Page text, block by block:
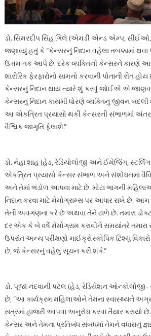
ડો. સિમરદીપ સિંહ ગિલે (એમડી એન્ડ એમ્પ, સીઈઓ,
જણાવ્યું હતું કે “કેન્સરનું નિદાન વહેલા તબક્કામાં
ઉત્તમ તક આપે છે. દરેક વ્યક્તિની કેન્સરને કારણે
શારીરિક ફેરફારોનો સામનો કરવાની પોતાની રીત
કેન્સરનું નિદાન થાય ત્યારે શું કરવું જોઈએ એ
કેન્સરનું નિદાન કાયમી ધોરણે વ્યક્તિનું જીવન
આ એકત્રિત પ્રયાસો થકી કેન્સરની સંભાળમાં
વૈશ્વિક જાગૃતિ ફેલાશે.”
ડો. નેહા શાહ (હેડ, રેડિયોલોજી અને ઈમેજિંગ,
એકત્રિત પ્રયાસો કેન્સર સંભાળ અને સંશોધનમાં
અને તેમાં ભંડોળ આપવા માટે છે. મોટા ભાગની
નિદાન કરવા માટે મેમોગ્રામ્સ પર આધાર રાખે છે.
તેની અવગણના કરે છે અથવા તેને ટાળે છે. તમારા
દર એક કે બે વર્ષે મેમોગ્રામ કરાવીને સમયાંતરે
ઉપરાંત અન્ય પરીક્ષણો માઈક્રોસ્કોપિક ટિશ્યુ
છે, જે કેન્સરનું વહેલું સૂચન કરી શકે.”
ડો. પૂજા નંદવાની પટેલ (હેડ, રેડિયેશન ઓન્કોલોજી-
છે, “આ કાર્યક્રમ મહિલાઓને તેમના સ્વાસ્થ્યને
સત્રમાં હાજરી આપવા અનુરોધ કરવા તૈયાર કરાયો
કેન્સર અને તેમના પ્રતિબંધ સંબંધમાં તેમને વધારાનું